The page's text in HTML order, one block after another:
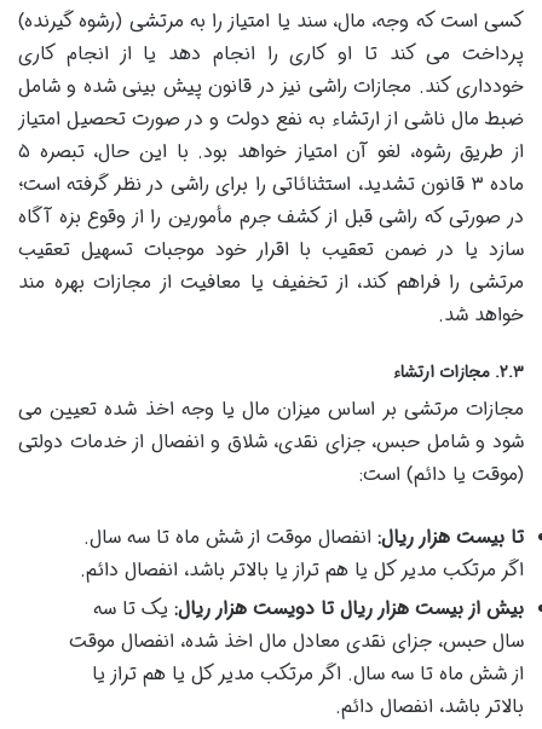
کسی است که وجه، مال، سند یا امتیاز را به مرتشی (رشوه گیرنده)
پرداخت می کند تا او کاری را انجام دهد یا از انجام کاری
خودداری کند. مجازات راشی نیز در قانون پیش بینی شده و شامل
ضبط مال ناشی از ارتشاء به نفع دولت و در صورت تحصیل امتیاز
از طریق رشوه، لغو آن امتیاز خواهد بود. با این حال، تبصره ۵
ماده ۳ قانون تشدید، استثنائاتی را برای راشی در نظر گرفته است؛
در صورتی که راشی قبل از کشف جرم مأمورین را از وقوع بزه آگاه
سازد یا در ضمن تعقیب با اقرار خود موجبات تسهیل تعقیب
مرتشی را فراهم کند، از تخفیف یا معافیت از مجازات بهره مند
خواهد شد.
۲.۳. مجازات ارتشاء
مجازات مرتشی بر اساس میزان مال یا وجه اخذ شده تعیین می
شود و شامل حبس، جزای نقدی، شلاق و انفصال از خدمات دولتی
(موقت یا دائم) است:
تا بیست هزار ریال: انفصال موقت از شش ماه تا سه سال.
اگر مرتکب مدیر کل یا هم تراز یا بالاتر باشد، انفصال دائم.
بیش از بیست هزار ریال تا دویست هزار ریال: یک تا سه
سال حبس، جزای نقدی معادل مال اخذ شده، انفصال موقت
از شش ماه تا سه سال. اگر مرتکب مدیر کل یا هم تراز یا
بالاتر باشد، انفصال دائم.